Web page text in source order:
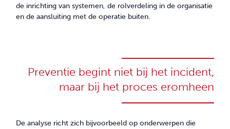
de inrichting van systemen, de rolverdeling in de organisatie
en de aansluiting met de operatie buiten.
Preventie begint niet bij het incident,
maar bij het proces eromheen
De analyse richt zich bijvoorbeeld op onderwerpen die